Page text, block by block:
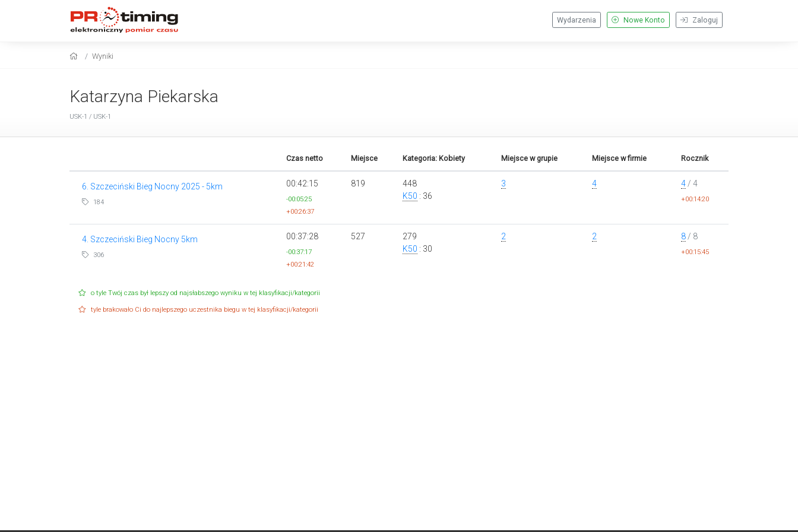
Zaloguj
Nowe Konto
Wydarzenia
Wyniki
Katarzyna Piekarska
USK-1 / USK-1
Czas netto Miejsce Kategoria: Kobiety Miejsce w grupie Miejsce w firmie Rocznik
6. Szczeciński Bieg Nocny 2025 - 5km
184
00:42:15
-00:05:25
+00:26:37
819
448
K50 : 36
3 4 4 / 4
+00:14:20
4. Szczeciński Bieg Nocny 5km
306
00:37:28
-00:37:17
+00:21:42
527
279
K50 : 30
2 2 8 / 8
+00:15:45
o tyle Twój czas był lepszy od najsłabszego wyniku w tej klasyfikacji/kategorii
tyle brakowało Ci do najlepszego uczestnika biegu w tej klasyfikacji/kategorii